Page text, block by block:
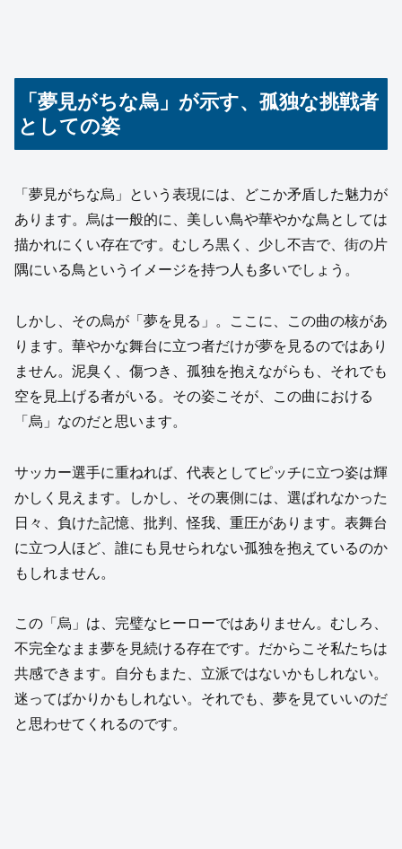
「夢見がちな烏」が示す、孤独な挑戦者
としての姿
「夢見がちな烏」という表現には、どこか矛盾した魅力が
あります。烏は一般的に、美しい鳥や華やかな鳥としては
描かれにくい存在です。むしろ黒く、少し不吉で、街の片
隅にいる鳥というイメージを持つ人も多いでしょう。
しかし、その烏が「夢を見る」。ここに、この曲の核があ
ります。華やかな舞台に立つ者だけが夢を見るのではあり
ません。泥臭く、傷つき、孤独を抱えながらも、それでも
空を見上げる者がいる。その姿こそが、この曲における
「烏」なのだと思います。
サッカー選手に重ねれば、代表としてピッチに立つ姿は輝
かしく見えます。しかし、その裏側には、選ばれなかった
日々、負けた記憶、批判、怪我、重圧があります。表舞台
に立つ人ほど、誰にも見せられない孤独を抱えているのか
もしれません。
この「烏」は、完璧なヒーローではありません。むしろ、
不完全なまま夢を見続ける存在です。だからこそ私たちは
共感できます。自分もまた、立派ではないかもしれない。
迷ってばかりかもしれない。それでも、夢を見ていいのだ
と思わせてくれるのです。